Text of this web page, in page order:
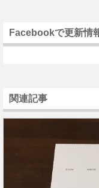
Facebookで更新情
関連記事